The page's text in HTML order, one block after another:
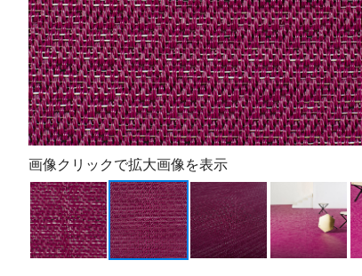
画像クリックで拡大画像を表示